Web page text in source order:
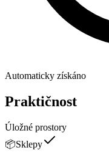
Automaticky získáno
Praktičnost
Úložné prostory
📦Sklepy